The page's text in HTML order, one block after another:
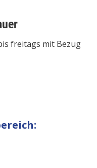
freitags mit Bezug